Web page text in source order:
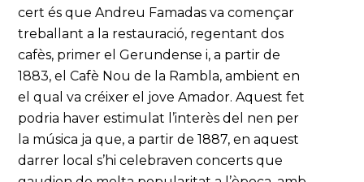
cert és que Andreu Famadas va començar
treballant a la restauració, regentant dos
cafès, primer el Gerundense i, a partir de
1883, el Cafè Nou de la Rambla, ambient en
el qual va créixer el jove Amador. Aquest fet
podria haver estimulat l’interès del nen per
la música ja que, a partir de 1887, en aquest
darrer local s’hi celebraven concerts que